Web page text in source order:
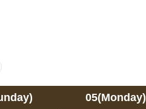
05(Monday)